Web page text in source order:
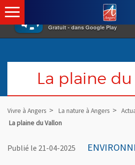
×
Gratuit - dans Google Play
La plaine
Vivre à Angers La nature à Angers
La plaine du Vallon
Publié le 21-04-2025